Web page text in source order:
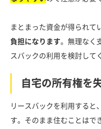
まとまった資金が得られて
負担になります。無理なく
スバックの利用を検討して
自宅の所有権を
リースバックを利用すると
す。そのまま住むことはで